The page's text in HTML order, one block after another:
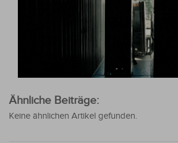
Ähnliche Beiträge:
Keine ähnlichen Artikel gefunden.